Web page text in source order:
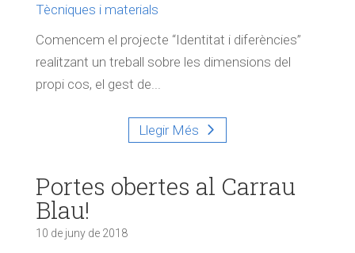
Tècniques i materials
Comencem el projecte “Identitat i diferències”
realitzant un treball sobre les dimensions del
propi cos, el gest de...
Llegir Més
Portes obertes al Carrau
Blau!
10 de juny de 2018